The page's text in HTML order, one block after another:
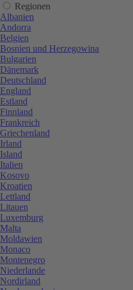
Regionen
Albanien
Andorra
Belgien
Bosnien und Herzegowina
Bulgarien
Dänemark
Deutschland
England
Estland
Finnland
Frankreich
Griechenland
Irland
Island
Italien
Kosovo
Kroatien
Lettland
Litauen
Luxemburg
Malta
Moldawien
Monaco
Montenegro
Niederlande
Nordirland